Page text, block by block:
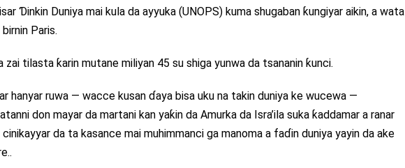
Ɗinkin Duniya mai kula da ayyuka (UNOPS) kuma shugaban ƙungiyar aikin, a wata
Paris.
zai tilasta ƙarin mutane miliyan 45 su shiga yunwa da tsananin ƙunci.
hanyar ruwa — wacce kusan ɗaya bisa uku na takin duniya ke wucewa —
don mayar da martani kan yaƙin da Amurka da Isra’ila suka ƙaddamar a ranar
da ta kasance mai muhimmanci ga manoma a faɗin duniya yayin da ake